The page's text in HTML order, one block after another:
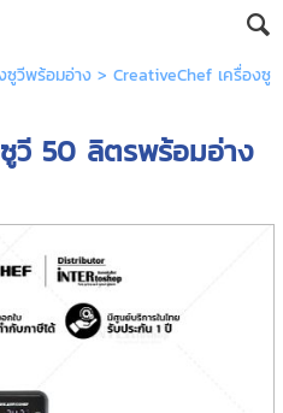
ซูวีพร้อมอ่าง> CreativeChef เครื่องซู
วี 50 ลิตรพร้อมอ่าง